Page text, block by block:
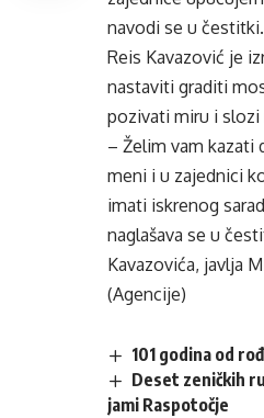
navodi se u čestitki.
Reis Kavazović je
nastaviti graditi
pozivati miru i slozi
– Želim vam kazati
meni i u zajednici
imati iskrenog
naglašava se u
Kavazovića, javlja
(Agencije)
101 godina od
Deset zeničkih
jami Raspotočje